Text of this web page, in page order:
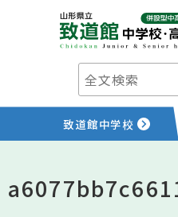
致道館中学校